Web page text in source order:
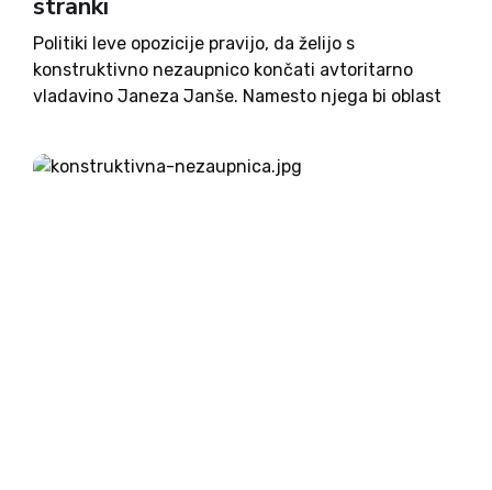
stranki
Politiki leve opozicije pravijo, da želijo s
konstruktivno nezaupnico končati avtoritarno
vladavino Janeza Janše. Namesto njega bi oblast
jamčijo, da ima vsa potrebna znanja in veščine za
vodenje vlade v tem zahtevnem obdobju,...